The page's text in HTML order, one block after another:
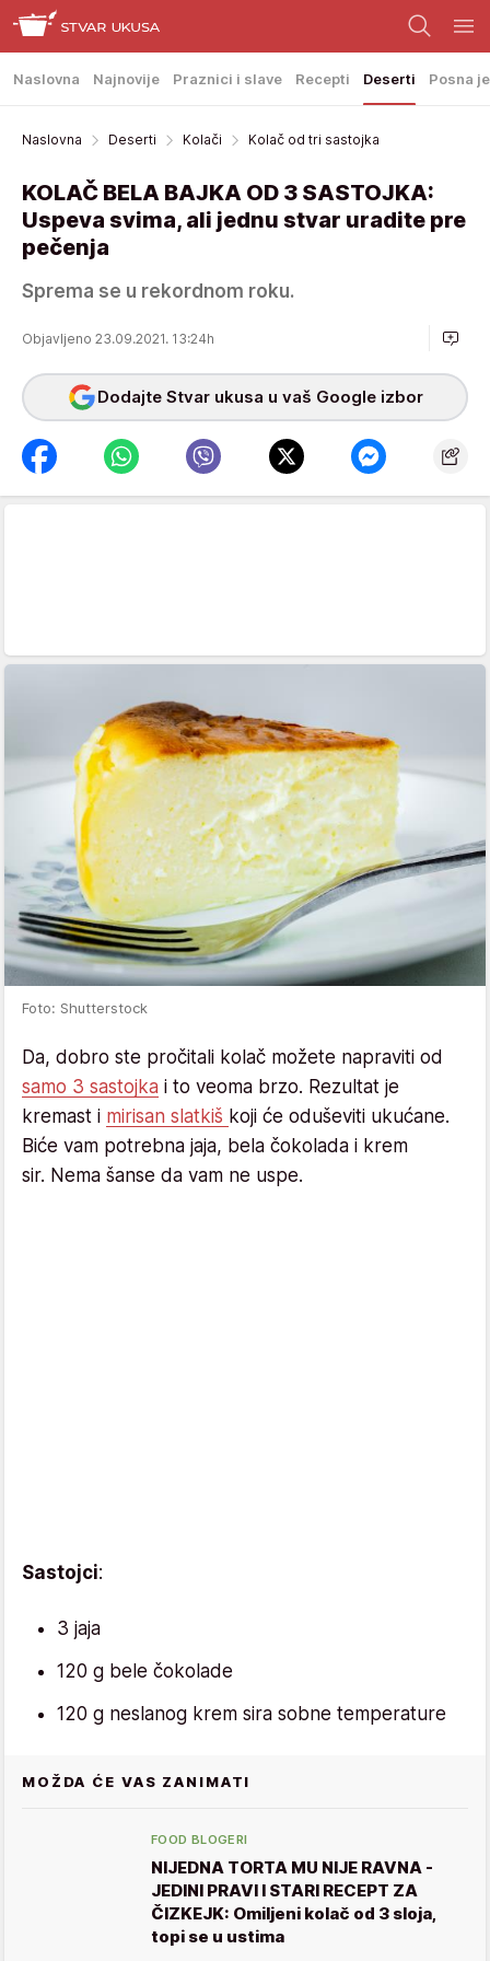
Naslovna Najnovije Praznici i slave Recepti Deserti Posna
Naslovna Deserti Kolači Kolač od tri sastojka
KOLAČ BELA BAJKA OD 3 SASTOJKA:
Uspeva svima, ali jednu stvar uradite pre
pečenja
Sprema se u rekordnom roku.
Objavljeno 23.09.2021. 13:24h
Dodajte Stvar ukusa u vaš Google izbor
Foto: Shutterstock
Da, dobro ste pročitali kolač možete napraviti od
samo 3 sastojka i to veoma brzo. Rezultat je
kremast i mirisan slatkiš koji će oduševiti ukućane.
Biće vam potrebna jaja, bela čokolada i krem
sir. Nema šanse da vam ne uspe.
Sastojci:
3 jaja
120 g bele čokolade
120 g neslanog krem sira sobne temperature
MOŽDA ĆE VAS ZANIMATI
FOOD BLOGERI
NIJEDNA TORTA MU NIJE RAVNA -
JEDINI PRAVI I STARI RECEPT ZA
ČIZKEJK: Omiljeni kolač od 3 sloja,
topi se u ustima